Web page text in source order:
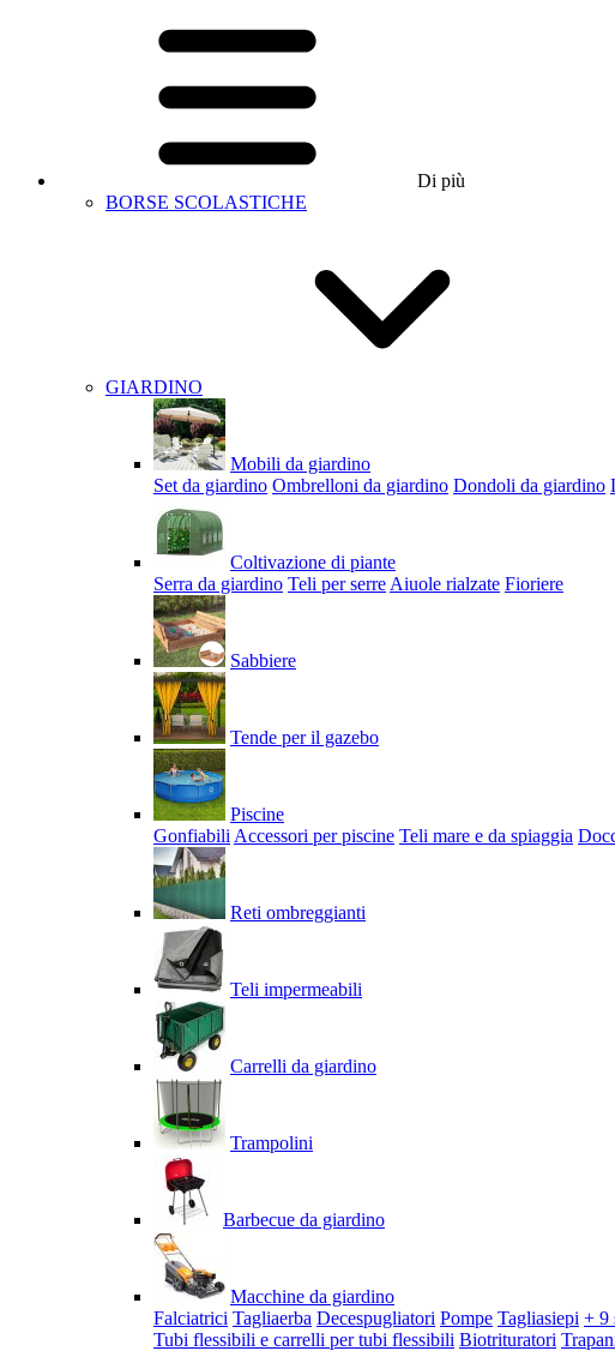
Di più
BORSE SCOLASTICHE
GIARDINO
Mobili da giardino
Set da giardino Ombrelloni da giardino Dondoli da giardino
Coltivazione di piante
Serra da giardino Teli per serre Aiuole rialzate Fioriere
Sabbiere
Tende per il gazebo
Piscine
Gonfiabili Accessori per piscine Teli mare e da spiaggia
Reti ombreggianti
Teli impermeabili
Carrelli da giardino
Trampolini
Barbecue da giardino
Macchine da giardino
Falciatrici Tagliaerba Decespugliatori Pompe Tagliasiepi + 9
Tubi flessibili e carrelli per tubi flessibili Biotrituratori